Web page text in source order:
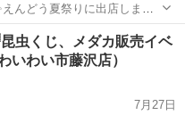
んどう夏祭りに出店します‼️
次第終了となります！ 場所:
🌟 ✨
祭り
虫くじ、メダカ販売イベ
いわい市藤沢店）
7月27日